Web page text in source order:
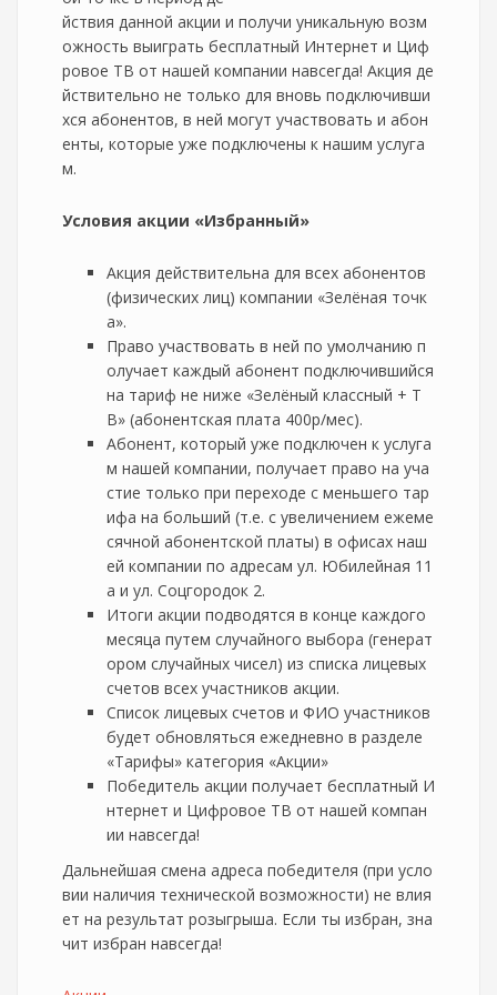
йствия данной акции и получи уникальную возм
ожность выиграть бесплатный Интернет и Циф
ровое ТВ от нашей компании навсегда! Акция де
йствительно не только для вновь подключивши
хся абонентов, в ней могут участвовать и абон
енты, которые уже подключены к нашим услуга
м.
Условия акции «Избранный»
Акция действительна для всех абонентов
(физических лиц) компании «Зелёная точк
а».
Право участвовать в ней по умолчанию п
олучает каждый абонент подключившийся
на тариф не ниже «Зелёный классный + Т
В» (абонентская плата 400р/мес).
Абонент, который уже подключен к услуга
м нашей компании, получает право на уча
стие только при переходе с меньшего тар
ифа на больший (т.е. с увеличением ежеме
сячной абонентской платы) в офисах наш
ей компании по адресам ул. Юбилейная 11
а и ул. Соцгородок 2.
Итоги акции подводятся в конце каждого
месяца путем случайного выбора (генерат
ором случайных чисел) из списка лицевых
счетов всех участников акции.
Список лицевых счетов и ФИО участников
будет обновляться ежедневно в разделе
«Тарифы» категория «Акции»
Победитель акции получает бесплатный И
нтернет и Цифровое ТВ от нашей компан
ии навсегда!
Дальнейшая смена адреса победителя (при усло
вии наличия технической возможности) не влия
ет на результат розыгрыша. Если ты избран, зна
чит избран навсегда!